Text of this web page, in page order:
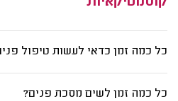
כל כמה זמן כדאי לעשות טיפול
כל כמה זמן לשים מסכת פנים?